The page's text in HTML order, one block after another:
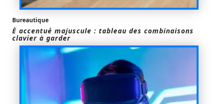
Bureautique
È accentué majuscule : tableau des combinaisons
clavier à garder